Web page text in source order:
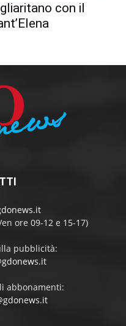
con il
ore 09-12 e 15-17)
pubblicità:
abbonamenti: